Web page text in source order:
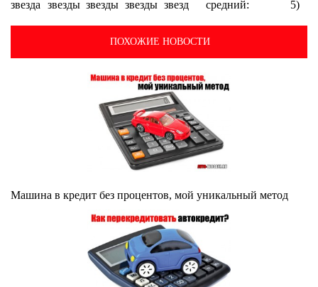
средний: 5)
ПОХОЖИЕ НОВОСТИ
Машина в кредит без процентов, мой уникальный метод